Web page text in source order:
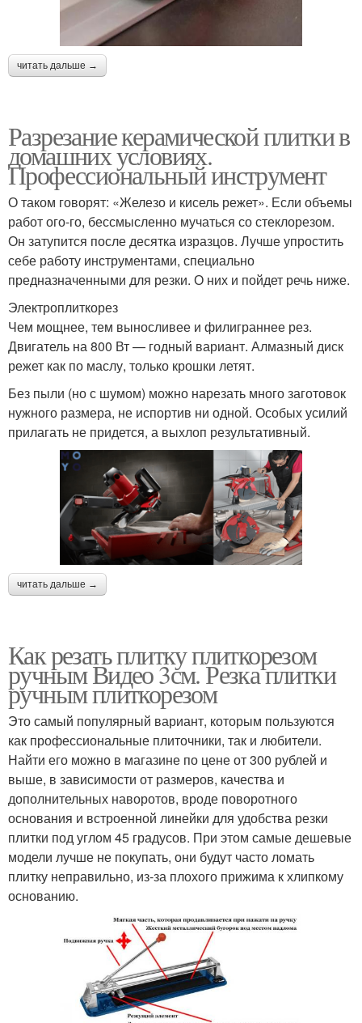
читать дальше →
Разрезание керамической плитки в
домашних условиях.
Профессиональный инструмент
О таком говорят: «Железо и кисель режет». Если объемы
работ ого-го, бессмысленно мучаться со стеклорезом.
Он затупится после десятка изразцов. Лучше упростить
себе работу инструментами, специально
предназначенными для резки. О них и пойдет речь ниже.
Электроплиткорез
Чем мощнее, тем выносливее и филиграннее рез.
Двигатель на 800 Вт — годный вариант. Алмазный диск
режет как по маслу, только крошки летят.
Без пыли (но с шумом) можно нарезать много заготовок
нужного размера, не испортив ни одной. Особых усилий
прилагать не придется, а выхлоп результативный.
читать дальше →
Как резать плитку плиткорезом
ручным Видео 3см. Резка плитки
ручным плиткорезом
Это самый популярный вариант, которым пользуются
как профессиональные плиточники, так и любители.
Найти его можно в магазине по цене от 300 рублей и
выше, в зависимости от размеров, качества и
дополнительных наворотов, вроде поворотного
основания и встроенной линейки для удобства резки
плитки под углом 45 градусов. При этом самые дешевые
модели лучше не покупать, они будут часто ломать
плитку неправильно, из-за плохого прижима к хлипкому
основанию.